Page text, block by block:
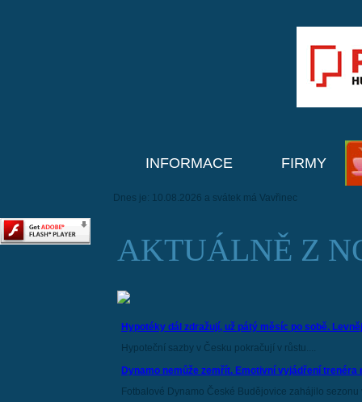
INFORMACE FIRMY
Dnes je: 10.08.2026 a svátek má Vavřinec
AKTUÁLNĚ Z
Hypotéky dál zdražují, už pátý měsíc po sobě.
Hypoteční sazby v Česku pokračují v růstu....
Dynamo nemůže zemřít. Emotivní vyjádření trenéra
Fotbalové Dynamo České Budějovice zahájilo sezonu